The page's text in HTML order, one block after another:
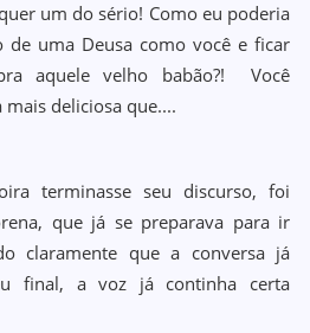
um do sério! Como eu poderia
de uma Deusa como você e ficar
aquele velho babão?! Você
deliciosa que....
terminasse seu discurso, foi
que já se preparava para ir
claramente que a conversa já
final, a voz já continha certa